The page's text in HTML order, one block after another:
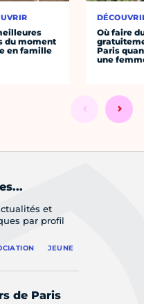
du moment
en famille
Où faire
Paris
une
et
par profil
JEUNE
de Paris